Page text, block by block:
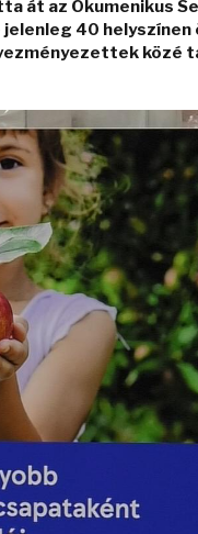
át az Ökumenikus
40
közé